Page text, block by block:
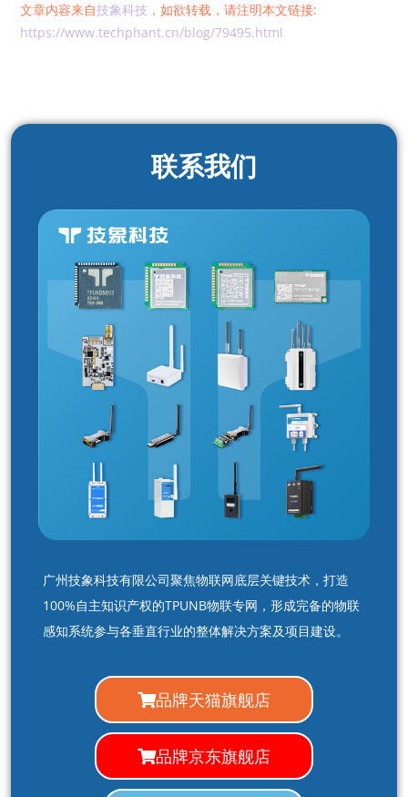
文章内容来自技象科技 ，如欲转载，请注明本文链接:
https://www.techphant.cn/blog/79495.html
联系我们
广州技象科技有限公司聚焦物联网底层关键技术，打造
100%自主知识产权的TPUNB物联专网，形成完备的物联
感知系统参与各垂直行业的整体解决方案及项目建设。
品牌天猫旗舰店
品牌京东旗舰店